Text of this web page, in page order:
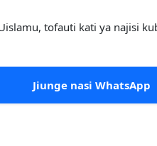
tofauti kati ya najisi
Jiunge nasi WhatsApp